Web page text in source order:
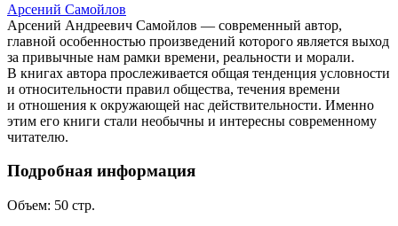
Арсений Самойлов
Арсений Андреевич Самойлов — современный автор,
главной особенностью произведений которого является выход
за привычные нам рамки времени, реальности и морали.
В книгах автора прослеживается общая тенденция условности
и относительности правил общества, течения времени
и отношения к окружающей нас действительности. Именно
этим его книги стали необычны и интересны современному
читателю.
Подробная информация
Объем: 50 стр.